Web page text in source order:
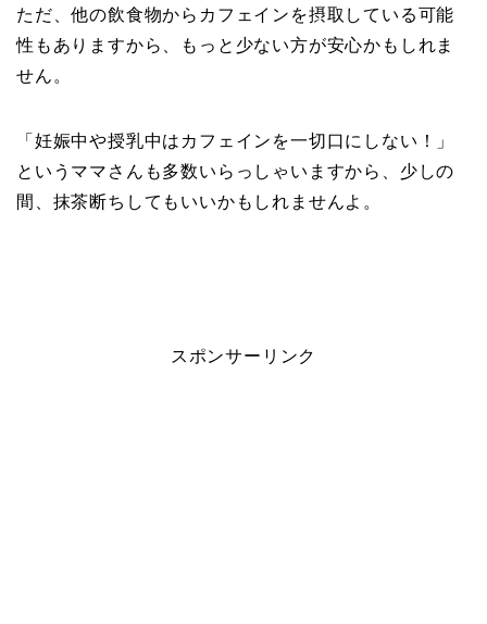
ただ、他の飲食物からカフェインを摂取している可能
性もありますから、もっと少ない方が安心かもしれま
せん。
「妊娠中や授乳中はカフェインを一切口にしない！」
というママさんも多数いらっしゃいますから、少しの
間、抹茶断ちしてもいいかもしれませんよ。
スポンサーリンク